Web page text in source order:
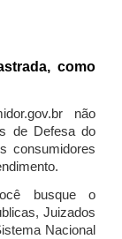
como
não
de Defesa do
consumidores
busque o
Juizados
Nacional